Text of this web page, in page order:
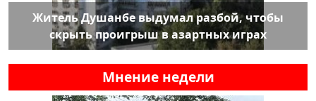
Житель Душанбе выдумал разбой, чтобы
скрыть проигрыш в азартных играх
Мнение недели